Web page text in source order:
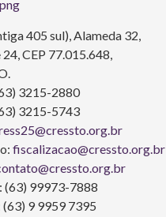
405 sul), Alameda 32,
CEP 77.015.648,
3215-2880
3215-5743
fiscalizacao@cressto.org.br
(63) 99973-7888
(63) 9 9959 7395